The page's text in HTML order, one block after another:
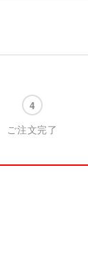
ご注文完了